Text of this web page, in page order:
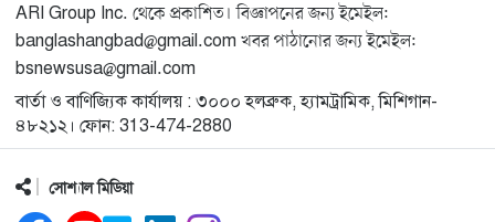
মুনা দাওয়াহ কনফারেন্স ২০২৬ সম্পর্কে প্রেস ব্রিফিং
১৪
শেখ হাসিনার সঙ্গে সংবাদ সম্মেলনে থাকছেন সাকিব আল
হাসান
১৫
১৬
ARI Group Inc. থেকে প্রকাশিত। বিজ্ঞাপনের জন্য ইমেইল:
banglashangbad@gmail.com খবর পাঠানোর জন্য ইমেইল:
bsnewsusa@gmail.com
বার্তা ও বাণিজ্যিক কার্যালয় : ৩০০০ হলব্রুক, হ্যামট্রামিক, মিশিগান-
৪৮২১২। ফোন: 313-474-2880
সোশ্যাল মিডিয়া